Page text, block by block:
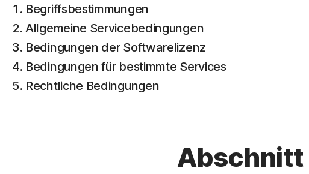
Begriffsbestimmungen
Allgemeine Servicebedingungen
Bedingungen der Softwarelizenz
Bedingungen für bestimmte Services
Rechtliche Bedingungen
Abschnitt